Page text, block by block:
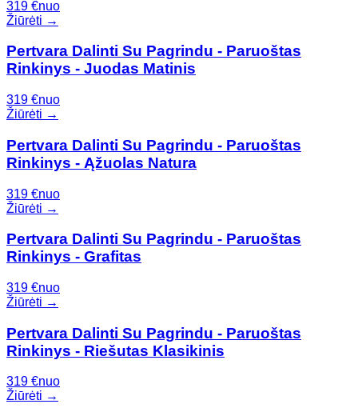
319 €nuo
Žiūrėti →
Pertvara Dalinti Su Pagrindu - Paruoštas
Rinkinys - Juodas Matinis
319 €nuo
Žiūrėti →
Pertvara Dalinti Su Pagrindu - Paruoštas
Rinkinys - Ąžuolas Natura
319 €nuo
Žiūrėti →
Pertvara Dalinti Su Pagrindu - Paruoštas
Rinkinys - Grafitas
319 €nuo
Žiūrėti →
Pertvara Dalinti Su Pagrindu - Paruoštas
Rinkinys - Riešutas Klasikinis
319 €nuo
Žiūrėti →